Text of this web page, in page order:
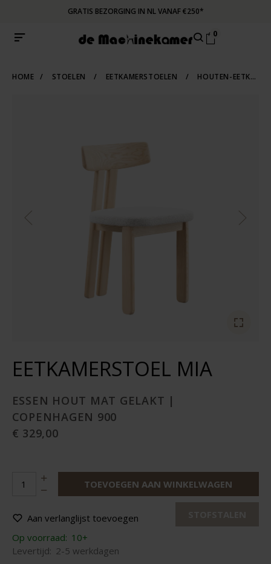
GRATIS BEZORGING IN NL VANAF €250*
0
HOME / STOELEN / EETKAMERSTOELEN / HOUTEN-EETKAMERSTOELEN
EETKAMERSTOEL MIA
ESSEN HOUT MAT GELAKT |
COPENHAGEN 900
€ 329,00
TOEVOEGEN AAN WINKELWAGEN
Aan verlanglijst toevoegen
Op voorraad: 10+
Levertijd: 2-5 werkdagen